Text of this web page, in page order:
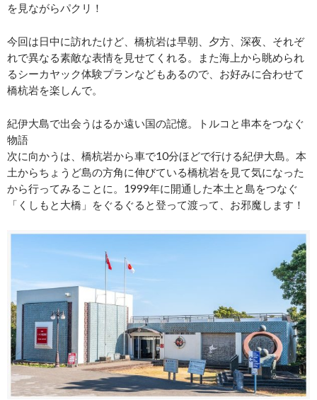
を見ながらパクリ！
今回は日中に訪れたけど、橋杭岩は早朝、夕方、深夜、それぞ
れで異なる素敵な表情を見せてくれる。また海上から眺められ
るシーカヤック体験プランなどもあるので、お好みに合わせて
橋杭岩を楽しんで。
紀伊大島で出会うはるか遠い国の記憶。トルコと串本をつなぐ
物語
次に向かうは、橋杭岩から車で10分ほどで行ける紀伊大島。本
土からちょうど島の方角に伸びている橋杭岩を見て気になった
から行ってみることに。1999年に開通した本土と島をつなぐ
「くしもと大橋」をぐるぐると登って渡って、お邪魔します！